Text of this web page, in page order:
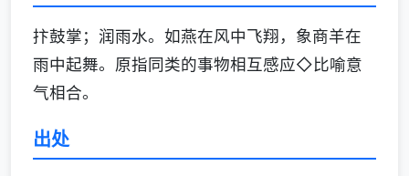
抃鼓掌；润雨水。如燕在风中飞翔，象商羊在
雨中起舞。原指同类的事物相互感应◇比喻意
气相合。
出处